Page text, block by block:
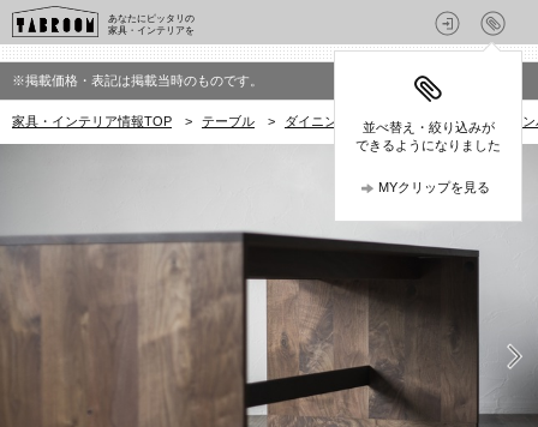
あなたにピッタリの
家具・インテリアを
並べ替え・絞り込みが
できるようになりました
MYクリップを見る
※掲載価格・表記は掲載当時のものです。
家具・インテリア情報TOP > テーブル > ダイニングテーブル REMBASSY(レ